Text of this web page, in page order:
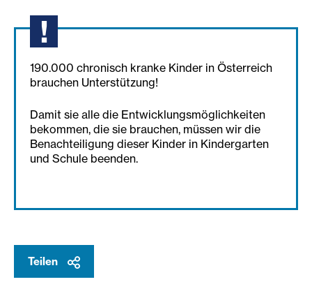
190.000 chronisch kranke Kinder in Österreich
brauchen Unterstützung!
Damit sie alle die Entwicklungsmöglichkeiten
bekommen, die sie brauchen, müssen wir die
Benachteiligung dieser Kinder in Kindergarten
und Schule beenden.
Teilen